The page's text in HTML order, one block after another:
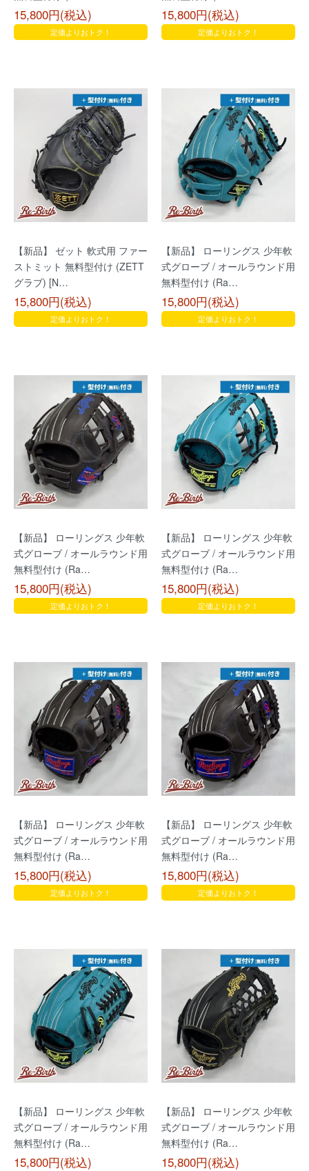
15,800円(税込)
定価よりおトク！
15,800円(税込)
定価よりおトク！
【新品】 ゼット 軟式用 ファー
ストミット 無料型付け (ZETT
グラブ) [N…
15,800円(税込)
定価よりおトク！
【新品】 ローリングス 少年軟
式グローブ / オールラウンド用
無料型付け (Ra…
15,800円(税込)
定価よりおトク！
【新品】 ローリングス 少年軟
式グローブ / オールラウンド用
無料型付け (Ra…
15,800円(税込)
定価よりおトク！
【新品】 ローリングス 少年軟
式グローブ / オールラウンド用
無料型付け (Ra…
15,800円(税込)
定価よりおトク！
【新品】 ローリングス 少年軟
式グローブ / オールラウンド用
無料型付け (Ra…
15,800円(税込)
定価よりおトク！
【新品】 ローリングス 少年軟
式グローブ / オールラウンド用
無料型付け (Ra…
15,800円(税込)
定価よりおトク！
【新品】 ローリングス 少年軟
式グローブ / オールラウンド用
無料型付け (Ra…
15,800円(税込)
【新品】 ローリングス 少年軟
式グローブ / オールラウンド用
無料型付け (Ra…
15,800円(税込)